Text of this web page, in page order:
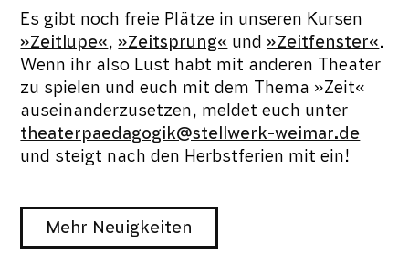
Es gibt noch freie Plätze in unseren Kursen
»Zeitlupe«, »Zeitsprung« und »Zeitfenster«.
Wenn ihr also Lust habt mit anderen Theater
zu spielen und euch mit dem Thema »Zeit«
auseinanderzusetzen, meldet euch unter
theaterpaedagogik@stellwerk-weimar.de
und steigt nach den Herbstferien mit ein!
Mehr Neuigkeiten